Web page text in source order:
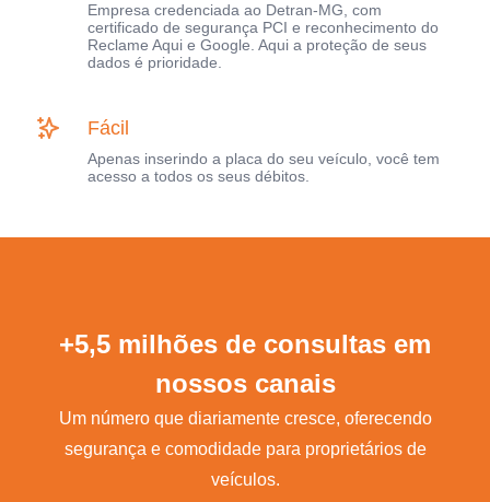
Empresa credenciada ao Detran-MG, com
certificado de segurança PCI e reconhecimento do
Reclame Aqui e Google. Aqui a proteção de seus
dados é prioridade.
Fácil
Apenas inserindo a placa do seu veículo, você tem
acesso a todos os seus débitos.
+5,5 milhões de consultas em
nossos canais
Um número que diariamente cresce, oferecendo
segurança e comodidade para proprietários de
veículos.